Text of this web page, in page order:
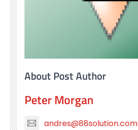
About Post Author
Peter Morgan
andres@88solution.com